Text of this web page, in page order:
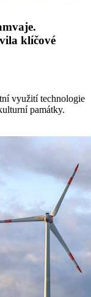
klíčové
využití technologie
památky.